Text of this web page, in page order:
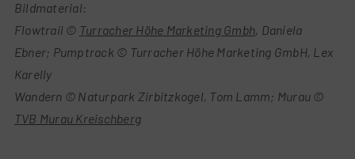
Bildmaterial:
Flowtrail © Turracher Höhe Marketing Gmbh, Daniela
Ebner; Pumptrack © Turracher Höhe Marketing GmbH, Lex
Karelly
Wandern © Naturpark Zirbitzkogel, Tom Lamm; Murau ©
TVB Murau Kreischberg